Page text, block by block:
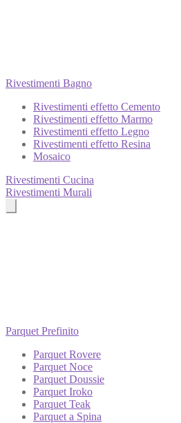
Rivestimenti Bagno
Rivestimenti effetto Cemento
Rivestimenti effetto Marmo
Rivestimenti effetto Legno
Rivestimenti effetto Resina
Mosaico
Rivestimenti Cucina
Rivestimenti Murali
Parquet Prefinito
Parquet Rovere
Parquet Noce
Parquet Doussie
Parquet Iroko
Parquet Teak
Parquet a Spina